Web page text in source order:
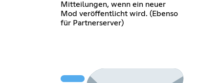
Mitteilungen, wenn ein neuer
Mod veröffentlicht wird. (Ebenso
für Partnerserver)